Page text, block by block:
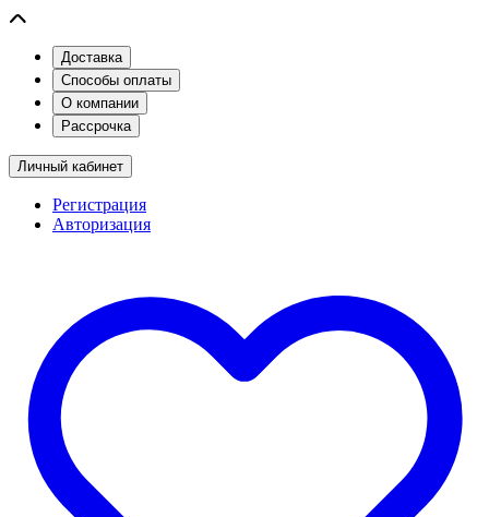
Доставка
Способы оплаты
О компании
Рассрочка
Личный кабинет
Регистрация
Авторизация